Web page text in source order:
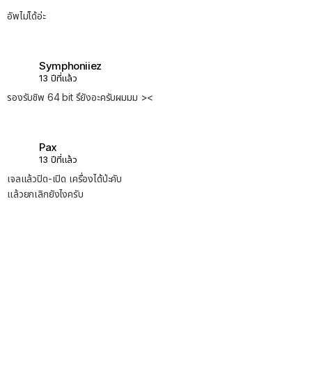
อัพไม่ได้อ่ะ
Symphoniiez
13 ปีที่แล้ว
รองรับชิพ 64 bit รึยังอะครับผมมม ><
Pax
13 ปีที่แล้ว
เจลแล้วปิด-เปิด เครื่องได้ป่ะคับ
แล้วยกเลิกยังไงครับ